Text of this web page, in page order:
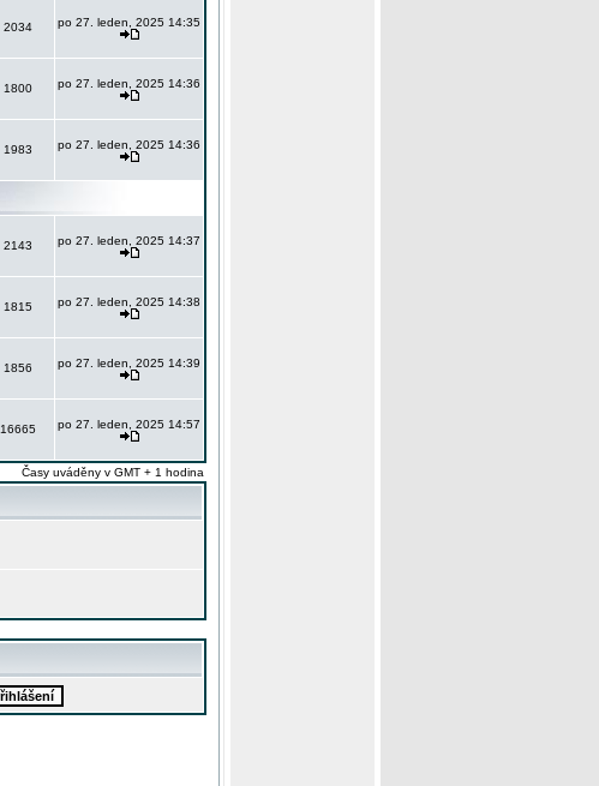
2034 po 27. leden, 2025 14:35
1800 po 27. leden, 2025 14:36
1983 po 27. leden, 2025 14:36
2143 po 27. leden, 2025 14:37
1815 po 27. leden, 2025 14:38
1856 po 27. leden, 2025 14:39
16665 po 27. leden, 2025 14:57
Časy uváděny v GMT + 1 hodina